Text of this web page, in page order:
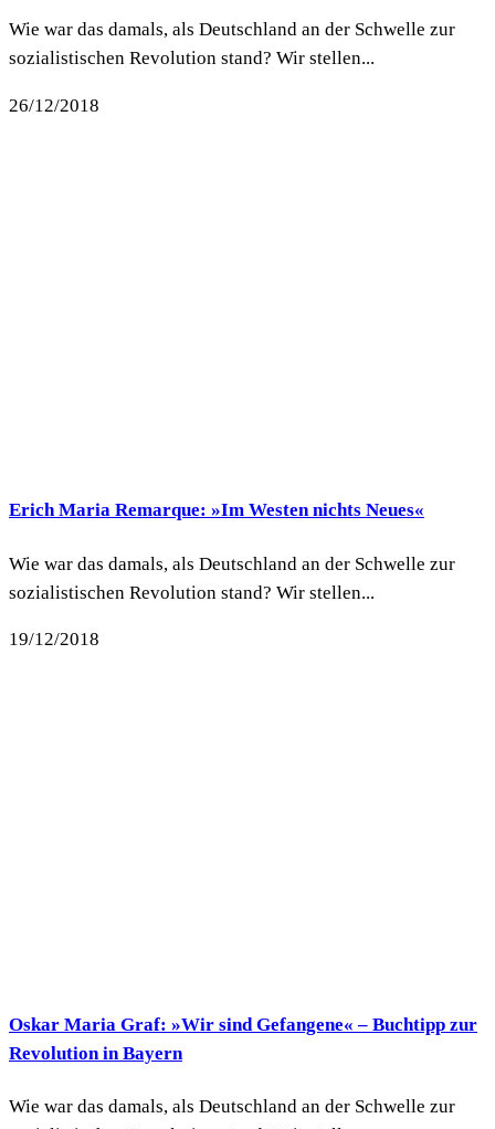
Wie war das damals, als Deutschland an der Schwelle zur
sozialistischen Revolution stand? Wir stellen...
26/12/2018
Erich Maria Remarque: »Im Westen nichts Neues«
Wie war das damals, als Deutschland an der Schwelle zur
sozialistischen Revolution stand? Wir stellen...
19/12/2018
Oskar Maria Graf: »Wir sind Gefangene« – Buchtipp zur
Revolution in Bayern
Wie war das damals, als Deutschland an der Schwelle zur